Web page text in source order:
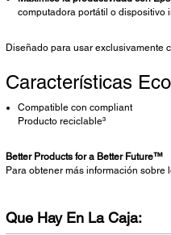
computadora portátil o dispositivo
Diseñado para usar exclusivamente
Características
Compatible con compliant
Producto reciclable³
Better Products for a Better Future™
Para obtener más información
Que Hay En La Caja: